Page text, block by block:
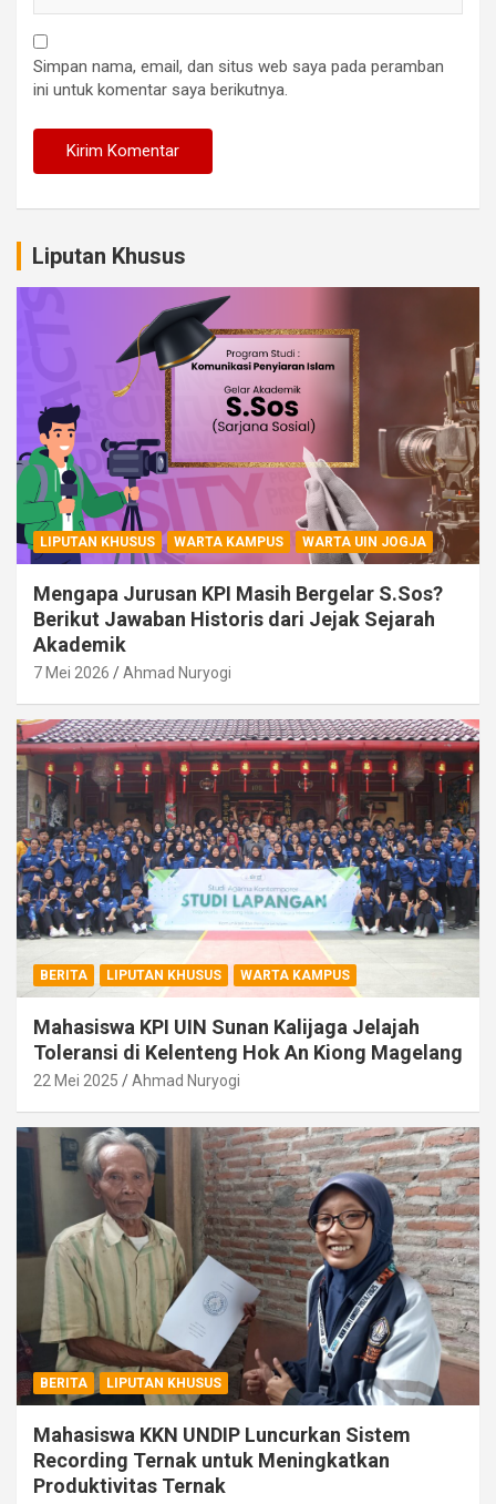
Simpan nama, email, dan situs web saya pada peramban
ini untuk komentar saya berikutnya.
Liputan Khusus
LIPUTAN KHUSUS WARTA KAMPUS WARTA UIN JOGJA
Mengapa Jurusan KPI Masih Bergelar S.Sos?
Berikut Jawaban Historis dari Jejak Sejarah
Akademik
7 Mei 2026 Ahmad Nuryogi
BERITA LIPUTAN KHUSUS WARTA KAMPUS
Mahasiswa KPI UIN Sunan Kalijaga Jelajah
Toleransi di Kelenteng Hok An Kiong Magelang
22 Mei 2025 Ahmad Nuryogi
BERITA LIPUTAN KHUSUS
Mahasiswa KKN UNDIP Luncurkan Sistem
Recording Ternak untuk Meningkatkan
Produktivitas Ternak